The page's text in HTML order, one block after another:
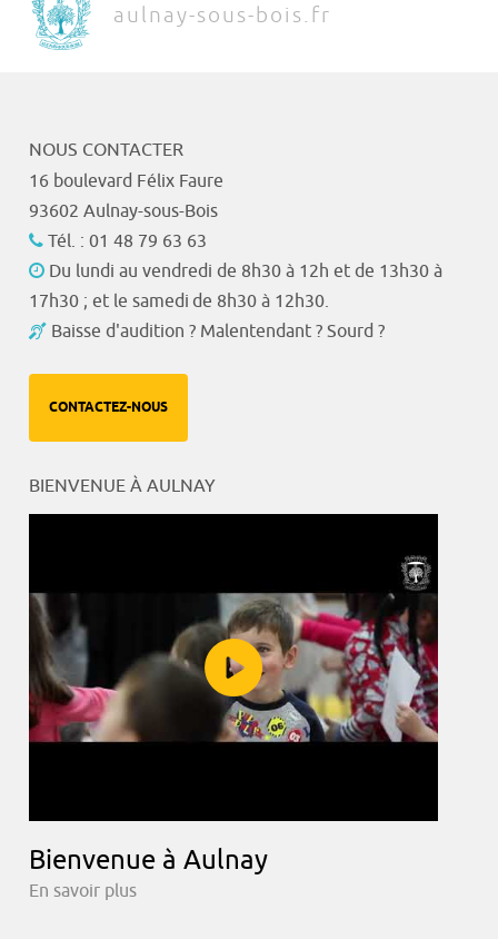
aulnay-sous-bois.fr
NOUS CONTACTER
16 boulevard Félix Faure
93602 Aulnay-sous-Bois
Tél. : 01 48 79 63 63
Du lundi au vendredi de 8h30 à 12h et de 13h30 à
17h30 ; et le samedi de 8h30 à 12h30.
Baisse d'audition ? Malentendant ? Sourd ?
CONTACTEZ-NOUS
BIENVENUE À AULNAY
Bienvenue à Aulnay
En savoir plus